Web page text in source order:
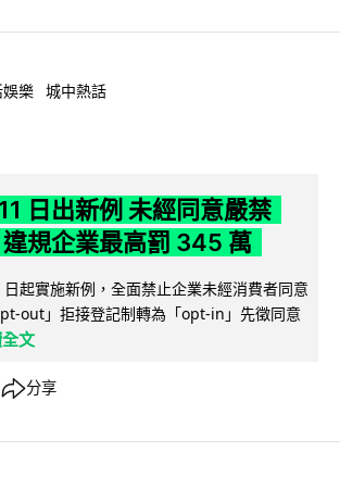
娛樂 城中熱話
日出新例 未經同意嚴禁
規企業最高罰 345 萬
起實施新例，全面禁止企業未經消費者同意
out」拒接登記制轉為「opt-in」先徵同意
文
分享